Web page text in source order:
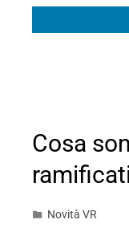
Cosa
Novità VR